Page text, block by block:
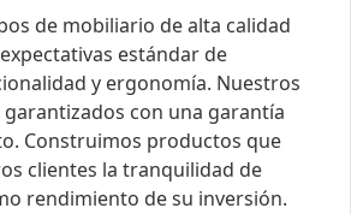
de mobiliario de alta calidad
estándar de
y ergonomía. Nuestros
con una garantía
Construimos productos que
clientes la tranquilidad de
rendimiento de su inversión.